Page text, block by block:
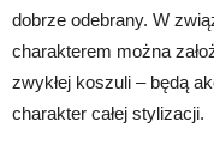
dobrze odebrany. W
charakterem można
zwykłej koszuli – będą
charakter całej stylizacji.